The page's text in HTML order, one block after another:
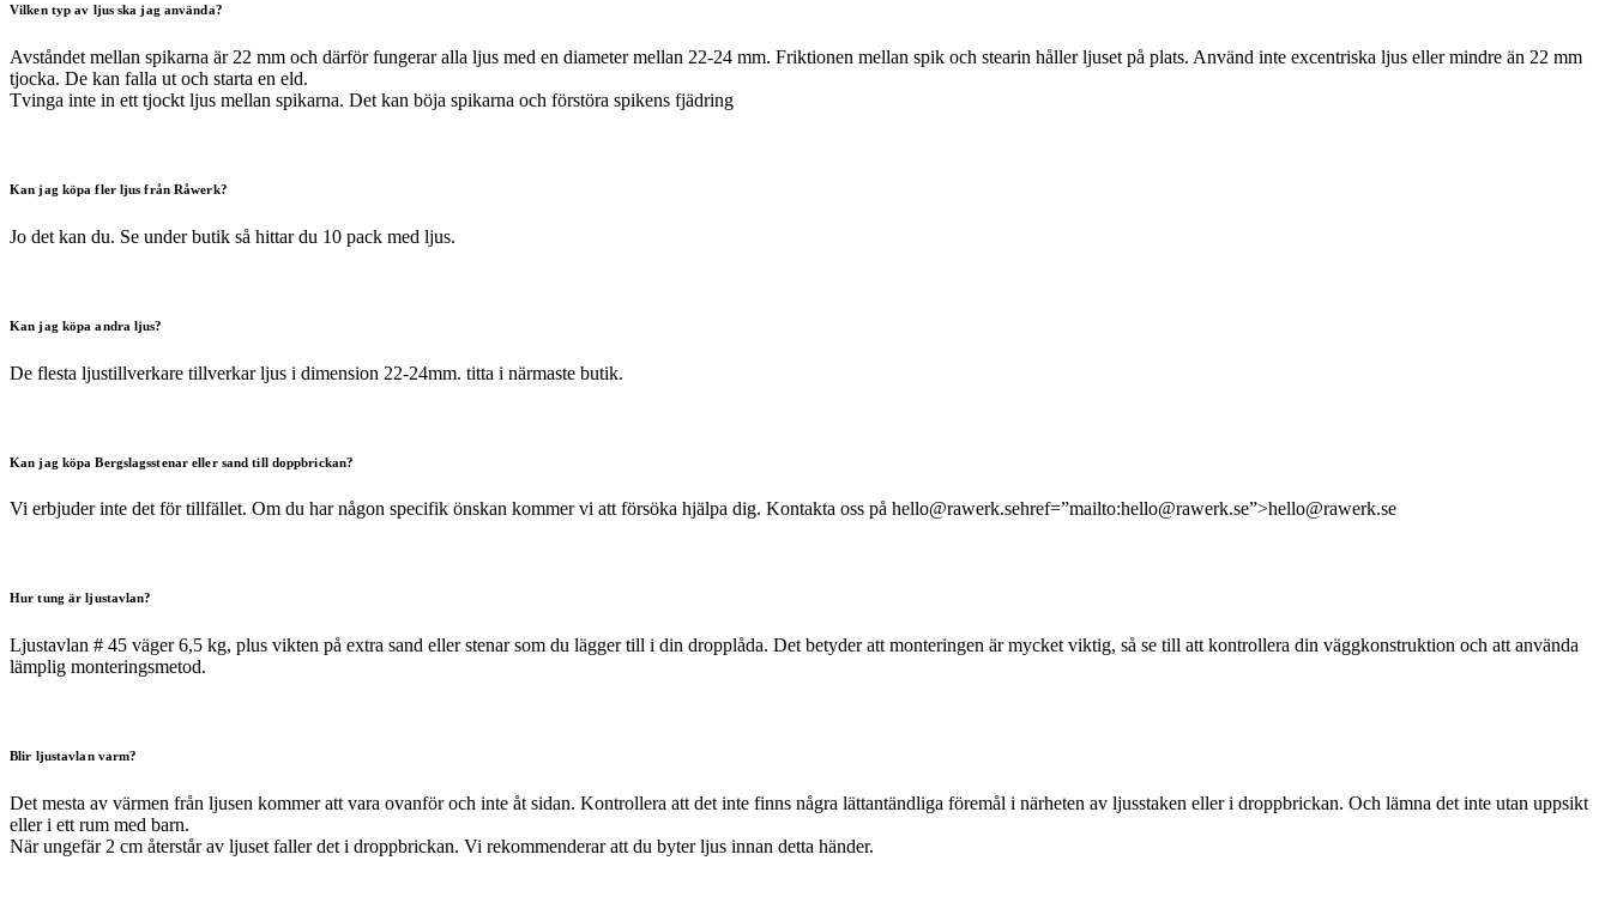
Vilken typ av ljus ska jag använda?
Avståndet mellan spikarna är 22 mm och därför fungerar alla ljus med en diameter mellan 22-24 mm. Friktionen mellan spik och stearin håller ljuset på plats. Använd inte excentriska ljus eller mindre än 22 mm
tjocka. De kan falla ut och starta en eld.
Tvinga inte in ett tjockt ljus mellan spikarna. Det kan böja spikarna och förstöra spikens fjädring
Kan jag köpa fler ljus från Råwerk?
Jo det kan du. Se under butik så hittar du 10 pack med ljus.
Kan jag köpa andra ljus?
De flesta ljustillverkare tillverkar ljus i dimension 22-24mm. titta i närmaste butik.
Kan jag köpa Bergslagsstenar eller sand till doppbrickan?
Vi erbjuder inte det för tillfället. Om du har någon specifik önskan kommer vi att försöka hjälpa dig. Kontakta oss på hello@rawerk.sehref=”mailto:hello@rawerk.se”>hello@rawerk.se
Hur tung är ljustavlan?
Ljustavlan # 45 väger 6,5 kg, plus vikten på extra sand eller stenar som du lägger till i din dropplåda. Det betyder att monteringen är mycket viktig, så se till att kontrollera din väggkonstruktion och att använda
lämplig monteringsmetod.
Blir ljustavlan varm?
Det mesta av värmen från ljusen kommer att vara ovanför och inte åt sidan. Kontrollera att det inte finns några lättantändliga föremål i närheten av ljusstaken eller i droppbrickan. Och lämna det inte utan uppsikt
eller i ett rum med barn.
När ungefär 2 cm återstår av ljuset faller det i droppbrickan. Vi rekommenderar att du byter ljus innan detta händer.